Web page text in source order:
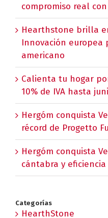
compromiso real
Hearthstone brilla
Innovación europea
americano
Calienta tu hogar
10% de IVA hasta
Hergóm conquista
récord de Progetto
Hergóm conquista
cántabra y
Categorías
HearthStone